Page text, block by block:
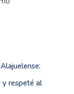
y respeté al